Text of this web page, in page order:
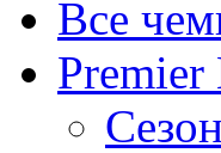
Все
Premier